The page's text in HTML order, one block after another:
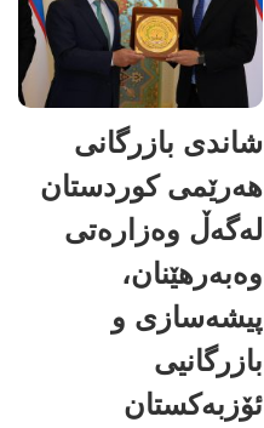
شاندی بازرگانی
هەرێمی کوردستان
لەگەڵ وەزارەتی
وەبەرهێنان،
پیشەسازی و
بازرگانیی
ئۆزبەکستان